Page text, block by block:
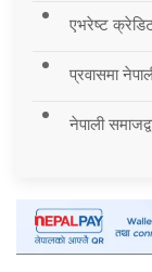
एभरेष्ट
प्रवासमा
नेपाली